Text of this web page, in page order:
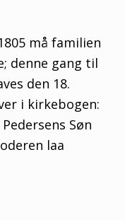
må familien
denne gang til
den 18.
i kirkebogen:
Søn
laa